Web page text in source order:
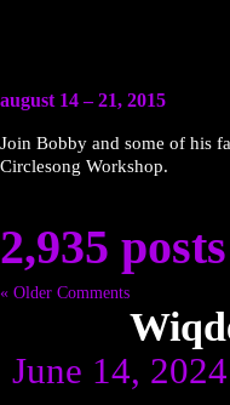
august 14 – 21, 2015
Join Bobby and some of his
Circlesong Workshop.
2,935
« Older Comments
June 14,